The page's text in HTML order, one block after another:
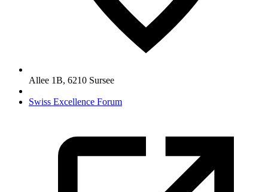
Allee 1B, 6210 Sursee
Swiss Excellence Forum